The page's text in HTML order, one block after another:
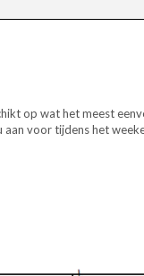
op wat het meest
aan voor tijdens het